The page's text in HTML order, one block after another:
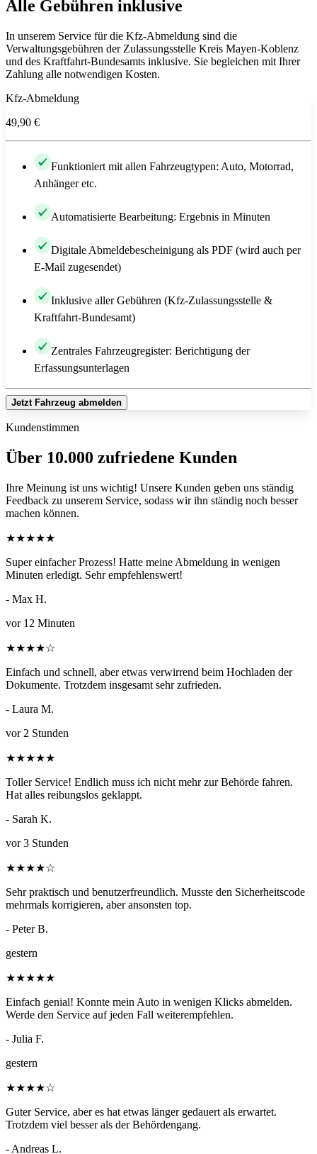
Alle Gebühren inklusive
In unserem Service für die Kfz-Abmeldung sind die
Verwaltungsgebühren der Zulassungsstelle Kreis Mayen-Koblenz
und des Kraftfahrt-Bundesamts inklusive. Sie begleichen mit Ihrer
Zahlung alle notwendigen Kosten.
Kfz-Abmeldung
49,90 €
Funktioniert mit allen Fahrzeugtypen: Auto, Motorrad,
Anhänger etc.
Automatisierte Bearbeitung: Ergebnis in Minuten
Digitale Abmeldebescheinigung als PDF (wird auch per
E-Mail zugesendet)
Inklusive aller Gebühren (Kfz-Zulassungsstelle &
Kraftfahrt-Bundesamt)
Zentrales Fahrzeugregister: Berichtigung der
Erfassungsunterlagen
Jetzt Fahrzeug abmelden
Kundenstimmen
Über 10.000 zufriedene Kunden
Ihre Meinung ist uns wichtig! Unsere Kunden geben uns ständig
Feedback zu unserem Service, sodass wir ihn ständig noch besser
machen können.
★★★★★
Super einfacher Prozess! Hatte meine Abmeldung in wenigen
Minuten erledigt. Sehr empfehlenswert!
- Max H.
vor 12 Minuten
★★★★☆
Einfach und schnell, aber etwas verwirrend beim Hochladen der
Dokumente. Trotzdem insgesamt sehr zufrieden.
- Laura M.
vor 2 Stunden
★★★★★
Toller Service! Endlich muss ich nicht mehr zur Behörde fahren.
Hat alles reibungslos geklappt.
- Sarah K.
vor 3 Stunden
★★★★☆
Sehr praktisch und benutzerfreundlich. Musste den Sicherheitscode
mehrmals korrigieren, aber ansonsten top.
- Peter B.
gestern
★★★★★
Einfach genial! Konnte mein Auto in wenigen Klicks abmelden.
Werde den Service auf jeden Fall weiterempfehlen.
- Julia F.
gestern
★★★★☆
Guter Service, aber es hat etwas länger gedauert als erwartet.
Trotzdem viel besser als der Behördengang.
- Andreas L.